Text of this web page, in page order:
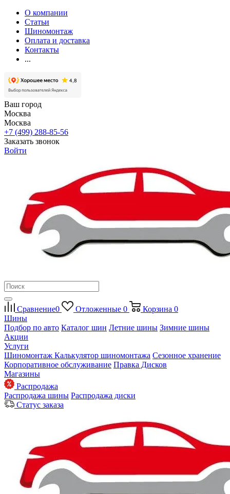
О компании
Статьи
Шиномонтаж
Оплата и доставка
Контакты
...
Ваш город
Москва
Москва
+7 (499) 288-85-56
Заказать звонок
Войти
Сравнение0 Отложенные 0 Корзина 0
Шины
Подбор по авто Каталог шин Летние шины Зимние шины
Акции
Услуги
Шиномонтаж Калькулятор шиномонтажа Сезонное хранение
Корпоративное обслуживание Правка Дисков
Магазины
Распродажа
Распродажа шины Распродажа диски
Статус заказа